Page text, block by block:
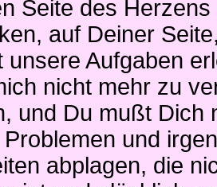
Seite des
auf Deiner
unsere Aufgaben
nicht mehr zu
und Du mußt Dich
und
abplagen, die